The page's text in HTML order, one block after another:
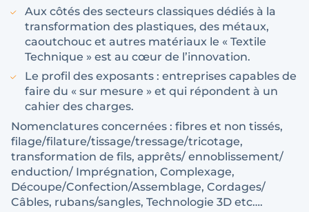
Aux côtés des secteurs classiques dédiés à la
transformation des plastiques, des métaux,
caoutchouc et autres matériaux le « Textile
Technique » est au cœur de l’innovation.
Le profil des exposants : entreprises capables de
faire du « sur mesure » et qui répondent à un
cahier des charges.
Nomenclatures concernées : fibres et non tissés,
filage/filature/tissage/tressage/tricotage,
transformation de fils, apprêts/ ennoblissement/
enduction/ Imprégnation, Complexage,
Découpe/Confection/Assemblage, Cordages/
Câbles, rubans/sangles, Technologie 3D etc….